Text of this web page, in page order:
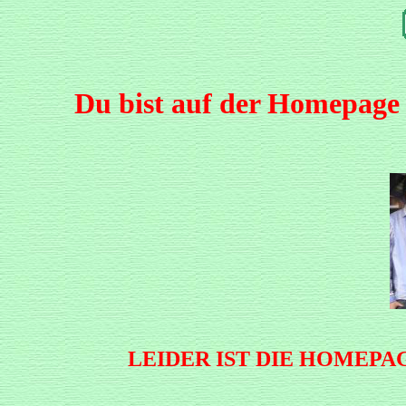
Du bist auf der
LEIDER IST DIE